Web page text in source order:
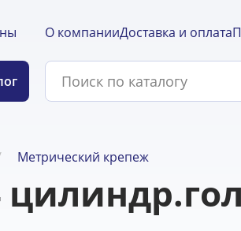
О компанииДоставка и оплата
Метрический крепеж